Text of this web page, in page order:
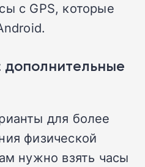
с GPS, которые
дополнительные
для более
физической
нужно взять часы